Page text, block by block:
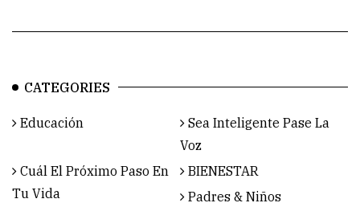
CATEGORIES
Educación
Sea Inteligente Pase La
Voz
Cuál El Próximo Paso En
Tu Vida
BIENESTAR
Padres & Niños